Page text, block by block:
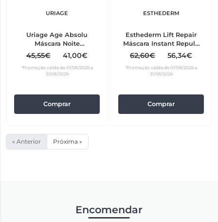
URIAGE
Uriage Age Absolu
Máscara Noite
Redensificante 50 ml
45,55€ 41,00€
*Promoção válida de 01/08/2026 a
31/08/2026
Comprar
ESTHEDERM
Esthederm Lift Repair
Máscara Instant Repulp
50 ml
62,60€ 56,34€
*Promoção válida de 01/08/2026 a
31/08/2026
Comprar
« Anterior Próxima »
Encomendar